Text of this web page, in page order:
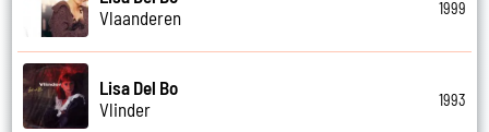
Vlaanderen
1999
Lisa Del Bo
Vlinder
1993